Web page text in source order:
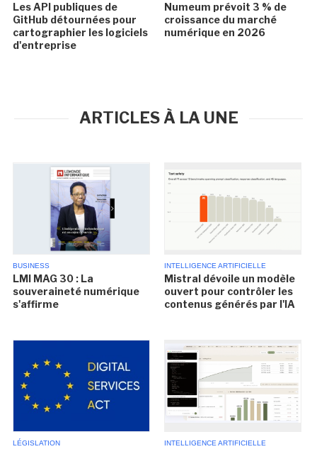
Les API publiques de
GitHub détournées pour
cartographier les logiciels
d'entreprise
Numeum prévoit 3 % de
croissance du marché
numérique en 2026
ARTICLES À LA UNE
BUSINESS
LMI MAG 30 : La
souveraineté numérique
s'affirme
INTELLIGENCE ARTIFICIELLE
Mistral dévoile un modèle
ouvert pour contrôler les
contenus générés par l'IA
LÉGISLATION INTELLIGENCE ARTIFICIELLE